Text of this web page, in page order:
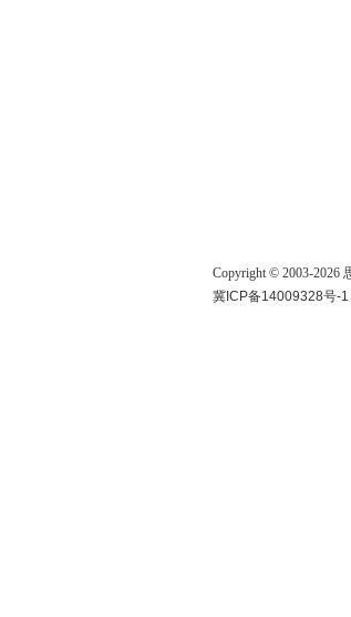
Copyright © 2003-2026
冀ICP备14009328号-1